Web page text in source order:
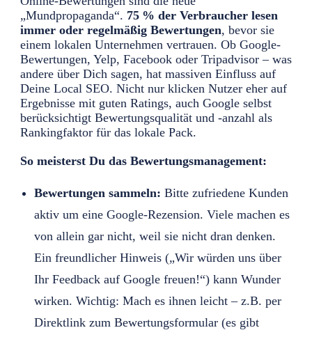
„Mundpropaganda“. 75 % der Verbraucher lesen
immer oder regelmäßig Bewertungen, bevor sie
einem lokalen Unternehmen vertrauen. Ob Google-
Bewertungen, Yelp, Facebook oder Tripadvisor – was
andere über Dich sagen, hat massiven Einfluss auf
Deine Local SEO. Nicht nur klicken Nutzer eher auf
Ergebnisse mit guten Ratings, auch Google selbst
berücksichtigt Bewertungsqualität und -anzahl als
Rankingfaktor für das lokale Pack.
So meisterst Du das Bewertungsmanagement:
Bewertungen sammeln: Bitte zufriedene Kunden
aktiv um eine Google-Rezension. Viele machen es
von allein gar nicht, weil sie nicht dran denken.
Ein freundlicher Hinweis („Wir würden uns über
Ihr Feedback auf Google freuen!“) kann Wunder
wirken. Wichtig: Mach es ihnen leicht – z.B. per
Direktlink zum Bewertungsformular (es gibt